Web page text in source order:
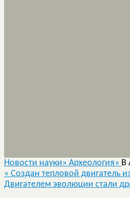
Новости науки» Археология» В
« Создан тепловой двигатель
Двигателем эволюции стали